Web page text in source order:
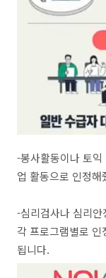
-봉사활동이나 토
업 활동으로 인정
-심리검사나 심리
각 프로그램별로
됩니다.